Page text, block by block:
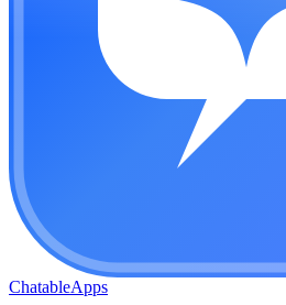
ChatableApps